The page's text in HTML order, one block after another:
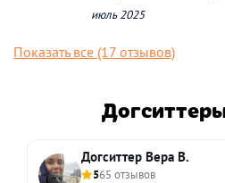
июль 2025
Показать все (17 отзывов)
Догситтер Вера В.
565 отзывов